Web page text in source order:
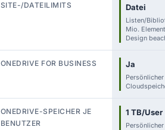
SITE-/DATEILIMITS
Datei
Listen/
Mio.
Design
ONEDRIVE FOR BUSINESS Ja
Persönlicher
ONEDRIVE-SPEICHER JE
BENUTZER
1 TB/User